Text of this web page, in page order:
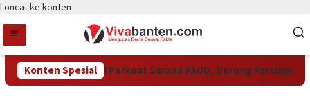
Loncat ke konten
Konten Spesial
Pemkot Tangsel Perkuat Sarana PAUD, Dorong Partisipasi